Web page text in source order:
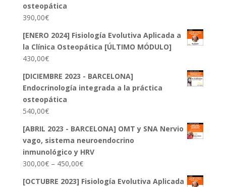
osteopática
390,00€
[ENERO 2024] Fisiología Evolutiva Aplicada a
la Clínica Osteopática [ÚLTIMO MÓDULO]
430,00€
[DICIEMBRE 2023 - BARCELONA]
Endocrinología integrada a la práctica
osteopática
540,00€
[ABRIL 2023 - BARCELONA] OMT y SNA Nervio
vago, sistema neuroendocrino
inmunológico y HRV
300,00€– 450,00€
[OCTUBRE 2023] Fisiología Evolutiva Aplicada